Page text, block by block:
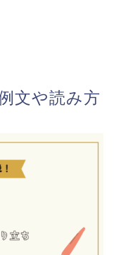
文や読み方